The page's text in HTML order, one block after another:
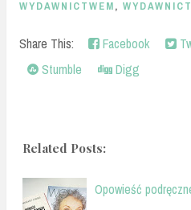
WYDAWNICTWEM,
Share This: Facebook
Stumble
Digg
Related Posts:
Opowieść